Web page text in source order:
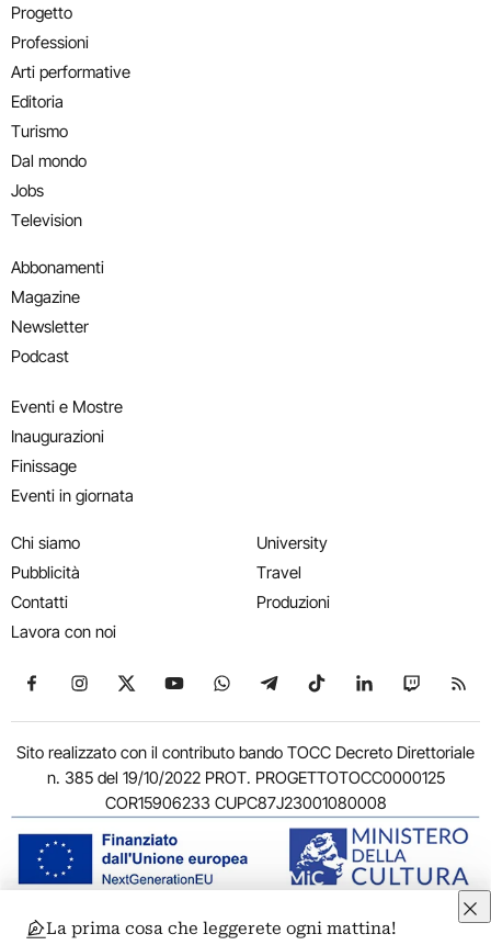
Progetto
Professioni
Arti performative
Editoria
Turismo
Dal mondo
Jobs
Television
Abbonamenti
Magazine
Newsletter
Podcast
Eventi e Mostre
Inaugurazioni
Finissage
Eventi in giornata
Chi siamo
Pubblicità
Contatti
Lavora con noi
University
Travel
Produzioni
Seguici su Facebook
Seguici su Instagram
Seguici su X
Seguici su YouTube
Seguici su WhatsApp
Seguici su Telegram
Seguici su TikTok
Seguici su
Seguici
Sito realizzato con il contributo bando TOCC Decreto Direttoriale
n. 385 del 19/10/2022 PROT. PROGETTOTOCC0000125
COR15906233 CUPC87J23001080008
© 2011-2026 ARTRIBUNE srl – Corso Vittorio Emanuele II, 287 –
La prima cosa che leggerete ogni mattina!